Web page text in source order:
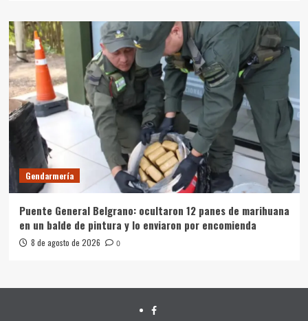
Gendarmería
Puente General Belgrano: ocultaron 12 panes de marihuana
en un balde de pintura y lo enviaron por encomienda
8 de agosto de 2026 0
FACEBOOK